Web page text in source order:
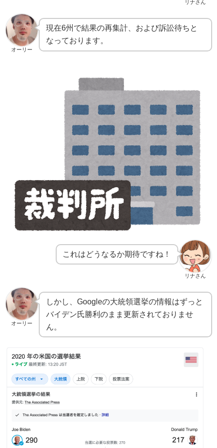
リナさん
オーリー
現在6州で結果の再集計、および訴訟待ちと
なっております。
リナさん
これはどうなるか期待ですね！
オーリー
しかし、Googleの大統領選挙の情報はずっと
バイデン氏勝利のまま更新されておりませ
ん。